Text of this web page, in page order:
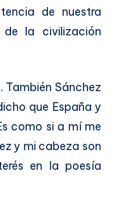
de nuestra
la civilización
También Sánchez
que España y
como si a mí me
y mi cabeza son
en la poesía